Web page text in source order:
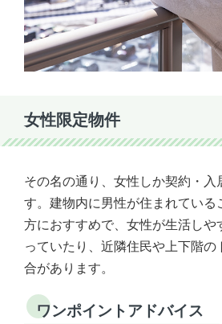
女性限定物件
その名の通り、女性しか契約・入
す。建物内に男性が住まれている
方におすすめで、女性が生活しや
っていたり、近隣住民や上下階
合があります。
ワンポイントアドバイス